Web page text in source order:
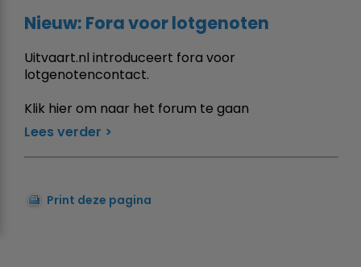
Nieuw: Fora voor lotgenoten
Uitvaart.nl introduceert fora voor
lotgenotencontact.
Klik hier om naar het forum te gaan
Lees verder
Print deze pagina